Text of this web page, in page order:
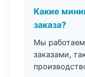
Какие
заказа?
Мы
заказами,